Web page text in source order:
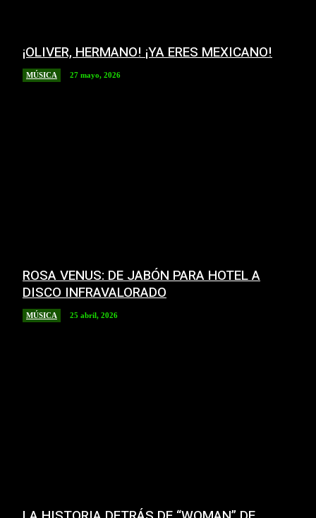
¡OLIVER, HERMANO! ¡YA ERES MEXICANO!
MÚSICA 27 mayo, 2026
ROSA VENUS: DE JABÓN PARA HOTEL A
DISCO INFRAVALORADO
MÚSICA 25 abril, 2026